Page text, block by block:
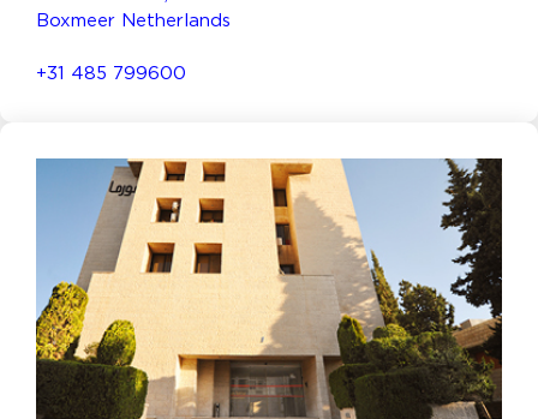
Boxmeer Netherlands
+31 485 799600